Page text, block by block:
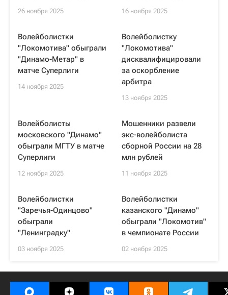
26 ноября 2025 16 ноября 2025
Волейболистки
"Локомотива" обыграли
"Динамо-Метар" в
матче Суперлиги
14 ноября 2025
Волейболистку
"Локомотива"
дисквалифицировали
за оскорбление
арбитра
13 ноября 2025
Волейболисты
московского "Динамо"
обыграли МГТУ в матче
Суперлиги
12 ноября 2025
Мошенники развели
экс-волейболиста
сборной России на 28
млн рублей
11 ноября 2025
Волейболистки
"Заречья-Одинцово"
обыграли
"Ленинградку"
03 ноября 2025
Волейболистки
казанского "Динамо"
обыграли "Локомотив"
в чемпионате России
02 ноября 2025